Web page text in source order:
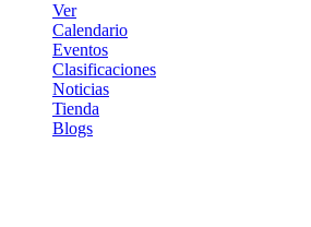
Ver
Calendario
Eventos
Clasificaciones
Noticias
Tienda
Blogs